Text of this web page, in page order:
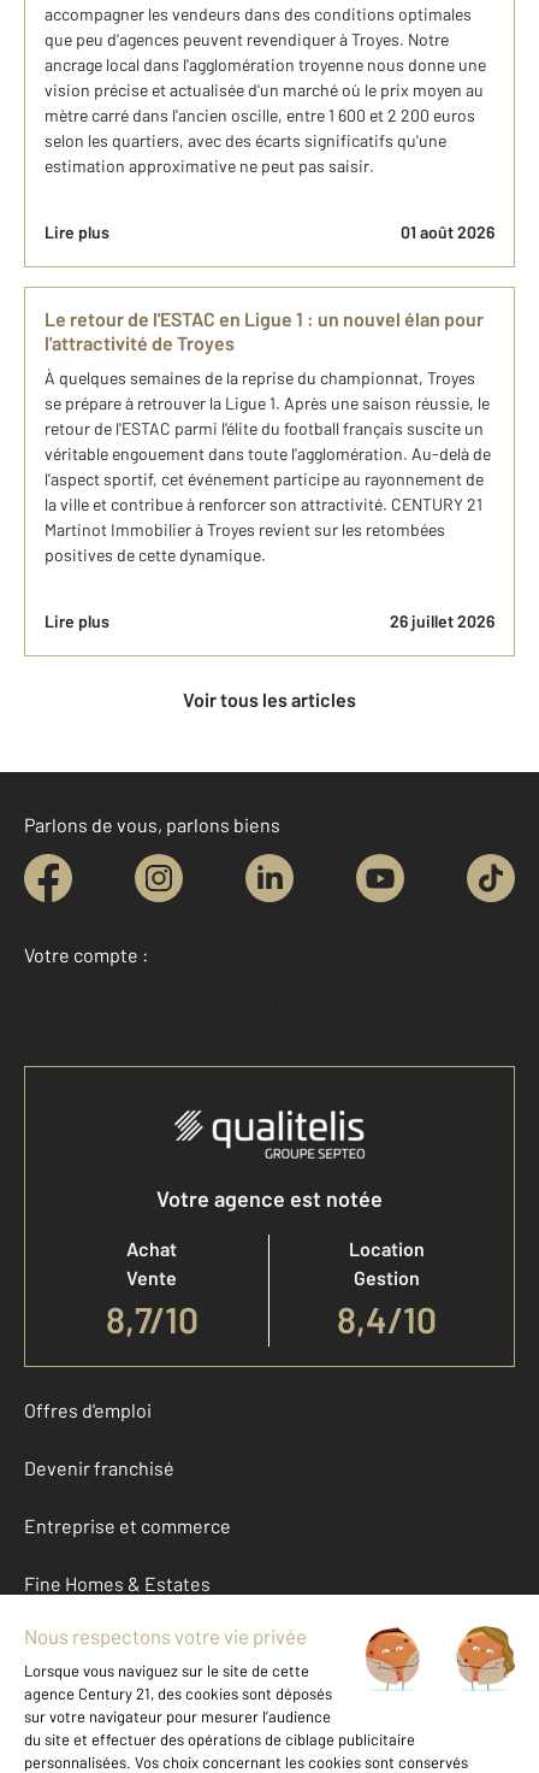
accompagner les vendeurs dans des conditions optimales
que peu d'agences peuvent revendiquer à Troyes. Notre
ancrage local dans l'agglomération troyenne nous donne une
vision précise et actualisée d'un marché où le prix moyen au
mètre carré dans l'ancien oscille, entre 1 600 et 2 200 euros
selon les quartiers, avec des écarts significatifs qu'une
estimation approximative ne peut pas saisir.
Lire plus 01 août 2026
Le retour de l'ESTAC en Ligue 1 : un nouvel élan pour
l'attractivité de Troyes
À quelques semaines de la reprise du championnat, Troyes
se prépare à retrouver la Ligue 1. Après une saison réussie, le
retour de l'ESTAC parmi l'élite du football français suscite un
véritable engouement dans toute l'agglomération. Au-delà de
l'aspect sportif, cet événement participe au rayonnement de
la ville et contribue à renforcer son attractivité. CENTURY 21
Martinot Immobilier à Troyes revient sur les retombées
positives de cette dynamique.
Lire plus 26 juillet 2026
Voir tous les articles
Parlons de vous, parlons biens
Votre compte :
Accéder à mon compte
Votre agence est notée
Achat
Vente
8,7/10
Location
Gestion
8,4/10
Offres d'emploi
Devenir franchisé
Entreprise et commerce
Fine Homes & Estates
À propos
International
Nous contacter